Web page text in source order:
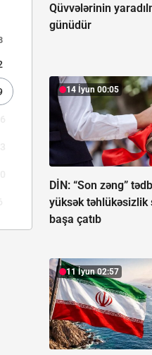
Qüvvələrinin
günüdür
14 İyun 00:05
DİN: “Son zəng”
yüksək təhlükəsizlik
başa çatıb
11 İyun 02:57